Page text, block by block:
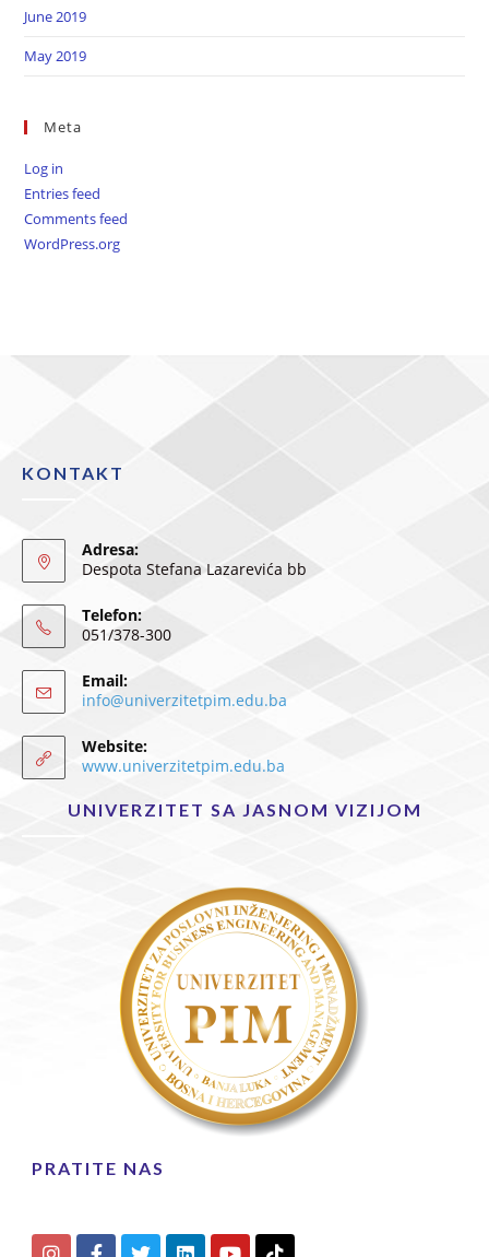
June 2019
May 2019
Meta
Log in
Entries feed
Comments feed
WordPress.org
KONTAKT
Adresa:
Despota Stefana Lazarevića bb
Telefon:
051/378-300
Email:
info@univerzitetpim.edu.ba
Website:
www.univerzitetpim.edu.ba
UNIVERZITET SA JASNOM VIZIJOM
PRATITE NAS